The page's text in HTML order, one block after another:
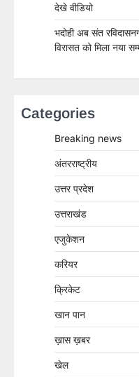
देखे वीडियो
भदोही अब संत
विरासत को मिला नया
Categories
Breaking news
अंतरराष्ट्रीय
उत्तर प्रदेश
उत्तराखंड
एजुकेशन
करियर
क्रिकेट
खान पान
ख़ास ख़बर
खेल